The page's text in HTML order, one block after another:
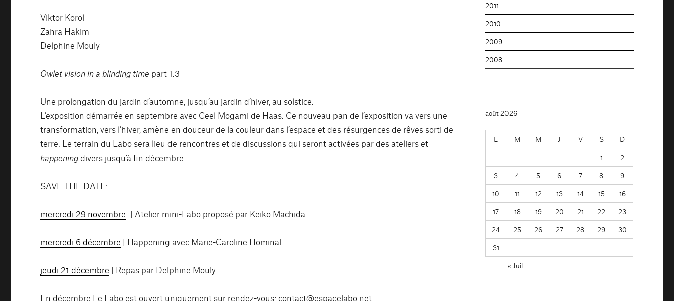
Viktor Korol
Zahra Hakim
Delphine Mouly
Owlet vision in a blinding time part 1.3
Une prolongation du jardin d’automne, jusqu’au jardin d’hiver, au solstice.
L’exposition démarrée en septembre avec Ceel Mogami de Haas. Ce nouveau pan de l’exposition va vers une
transformation, vers l’hiver, amène en douceur de la couleur dans l’espace et des résurgences de rêves sorti de
terre. Le terrain du Labo sera lieu de rencontres et de discussions qui seront activées par des ateliers et
happeningdivers jusqu’à fin décembre.
SAVE THE DATE:
mercredi 29 novembre | Atelier mini-Labo proposé par Keiko Machida
mercredi 6 décembre | Happening avec Marie-Caroline Hominal
jeudi 21 décembre | Repas par Delphine Mouly
En décembre Le Labo est ouvert uniquement sur rendez-vous: contact@espacelabo.net
2011
2010
2009
2008
août 2026
L M M J V S
D
1
2
3
4 5 6 7 8
9
10
11 12 13 14 15
16
17
18 19 20 21 22
23
24
25 26 27 28 29
30
31
« Juil